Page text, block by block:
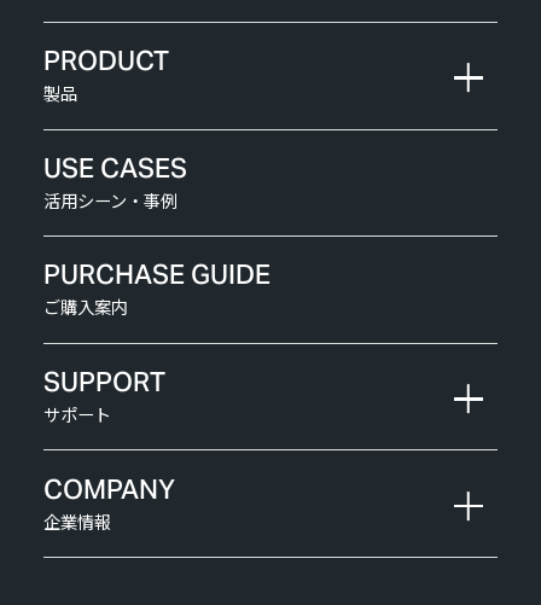
PRODUCT
製品
USE CASES
活用シーン・事例
PURCHASE GUIDE
ご購入案内
SUPPORT
サポート
COMPANY
企業情報